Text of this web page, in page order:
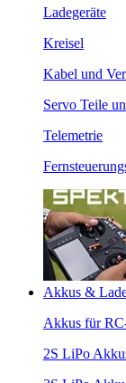
Ladegeräte
Kreisel
Kabel und
Servo Teile
Telemetrie
Akkus &
Akkus für
2S LiPo